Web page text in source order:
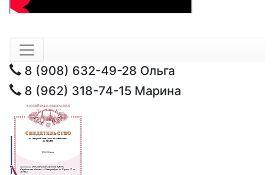
8 (908) 632-49-28 Ольга
8 (962) 318-74-15 Марина